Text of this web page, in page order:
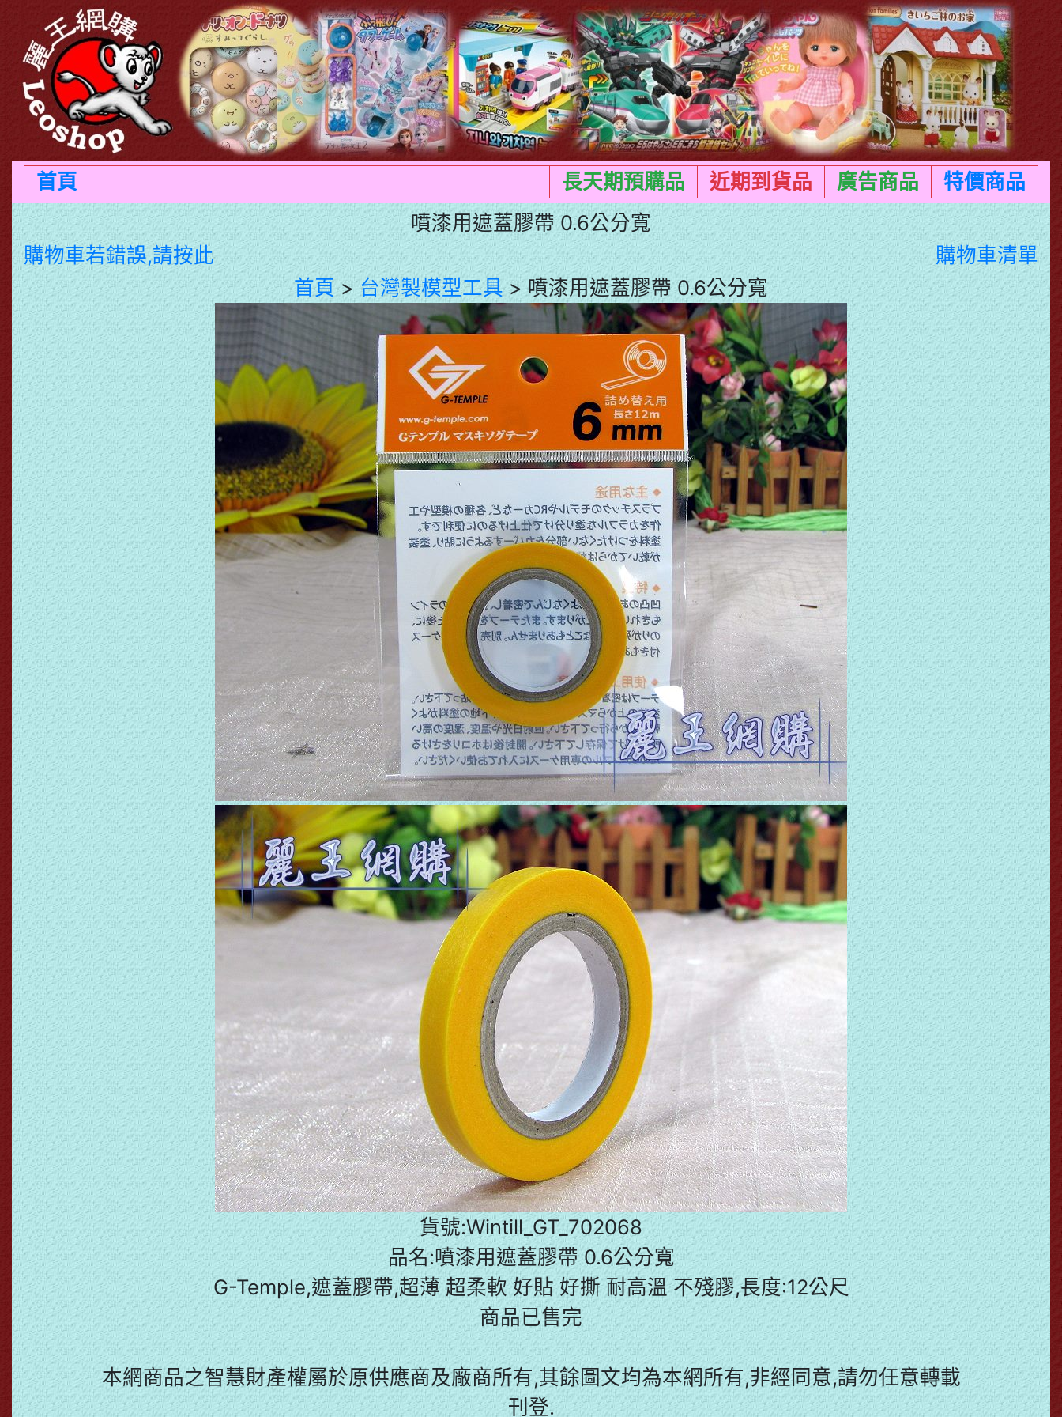
首頁 長天期預購品 近期到貨品 廣告商品
特價商品
噴漆用遮蓋膠帶 0.6公分寬
購物車若錯誤,請按此
購物車清單
首頁>台灣製模型工具> 噴漆用遮蓋膠帶 0.6公分寬
貨號:Wintill_GT_702068
品名:噴漆用遮蓋膠帶 0.6公分寬
G-Temple,遮蓋膠帶,超薄 超柔軟 好貼 好撕 耐高溫 不殘膠,長度:12公尺
商品已售完
本網商品之智慧財產權屬於原供應商及廠商所有,其餘圖文均為本網所有,非經同意,請勿任意轉載
刊登.